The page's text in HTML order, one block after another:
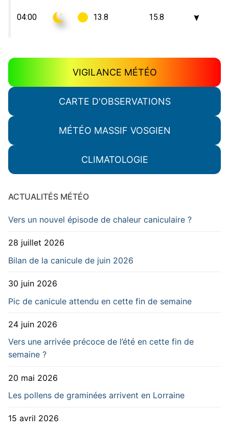
VIGILANCE MÉTÉO
CARTE D'OBSERVATIONS
MÉTÉO MASSIF VOSGIEN
CLIMATOLOGIE
ACTUALITÉS MÉTÉO
Vers un nouvel épisode de chaleur caniculaire ?
28 juillet 2026
Bilan de la canicule de juin 2026
30 juin 2026
Pic de canicule attendu en cette fin de semaine
24 juin 2026
Vers une arrivée précoce de l’été en cette fin de
semaine ?
20 mai 2026
Les pollens de graminées arrivent en Lorraine
15 avril 2026